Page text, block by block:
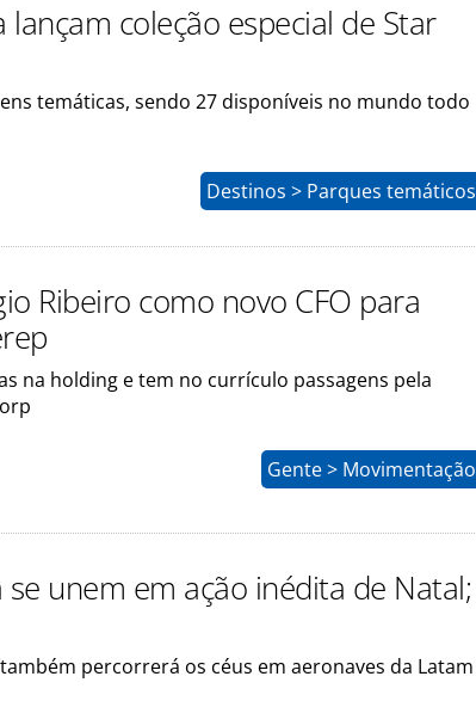
lançam coleção especial de Star
temáticas, sendo 27 disponíveis no mundo todo
Destinos > Parques temáticos
Ribeiro como novo CFO para
na holding e tem no currículo passagens pela
Gente > Movimentação
se unem em ação inédita de Natal;
percorrerá os céus em aeronaves da Latam